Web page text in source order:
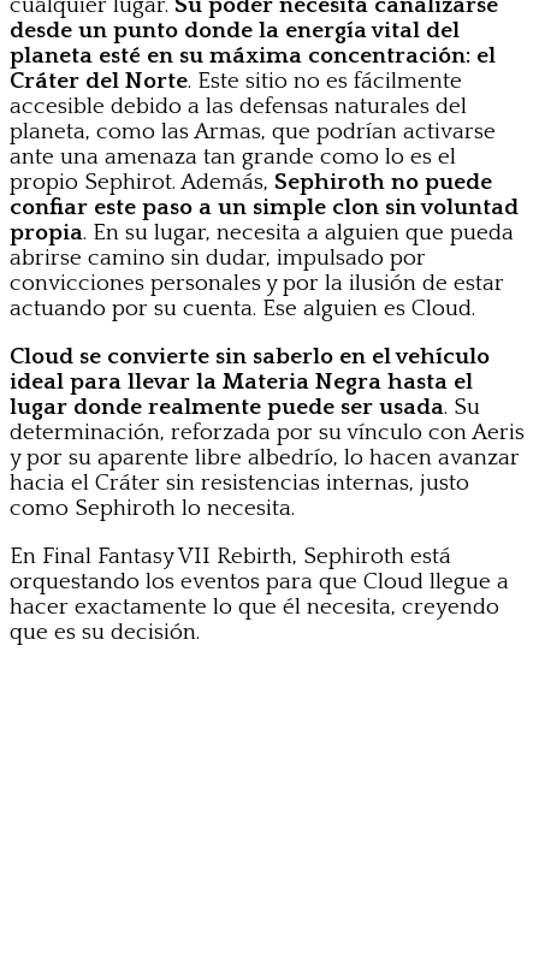
cualquier lugar. Su poder necesita canalizarse
desde un punto donde la energía vital del
planeta esté en su máxima concentración: el
Cráter del Norte. Este sitio no es fácilmente
accesible debido a las defensas naturales del
planeta, como las Armas, que podrían activarse
ante una amenaza tan grande como lo es el
propio Sephirot. Además, Sephiroth no puede
confiar este paso a un simple clon sin voluntad
propia. En su lugar, necesita a alguien que pueda
abrirse camino sin dudar, impulsado por
convicciones personales y por la ilusión de estar
actuando por su cuenta. Ese alguien es Cloud.
Cloud se convierte sin saberlo en el vehículo
ideal para llevar la Materia Negra hasta el
lugar donde realmente puede ser usada. Su
determinación, reforzada por su vínculo con Aeris
y por su aparente libre albedrío, lo hacen avanzar
hacia el Cráter sin resistencias internas, justo
como Sephiroth lo necesita.
En Final Fantasy VII Rebirth, Sephiroth está
orquestando los eventos para que Cloud llegue a
hacer exactamente lo que él necesita, creyendo
que es su decisión.